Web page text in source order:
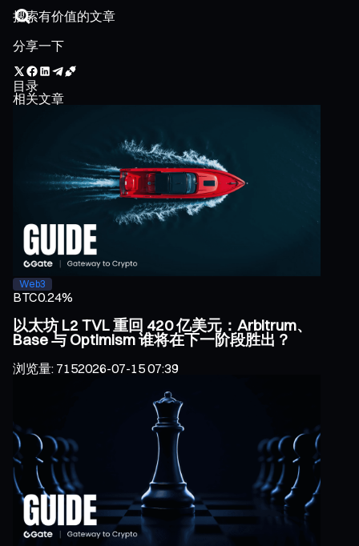
分享一下
目录
相关文章
Web3
BTC0.24%
以太坊 L2 TVL 重回 420 亿美元：Arbitrum、
Base 与 Optimism 谁将在下一阶段胜出？
浏览量: 7152026-07-15 07:39